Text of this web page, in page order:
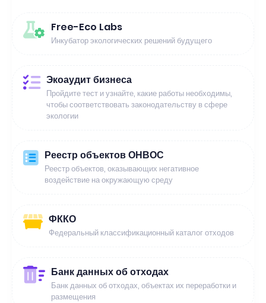
Free-Eco Labs
Инкубатор экологических решений будущего
Экоаудит бизнеса
Пройдите тест и узнайте, какие работы необходимы,
чтобы соответствовать законодательству в сфере
экологии
Реестр объектов ОНВОС
Реестр объектов, оказывающих негативное
воздействие на окружающую среду
ФККО
Федеральный классификационный каталог отходов
Банк данных об отходах
Банк данных об отходах, объектах их переработки и
размещения